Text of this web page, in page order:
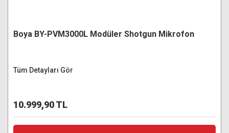
Boya BY-PVM3000L Modüler Shotgun Mikrofon
Tüm Detayları Gör
10.999,90 TL